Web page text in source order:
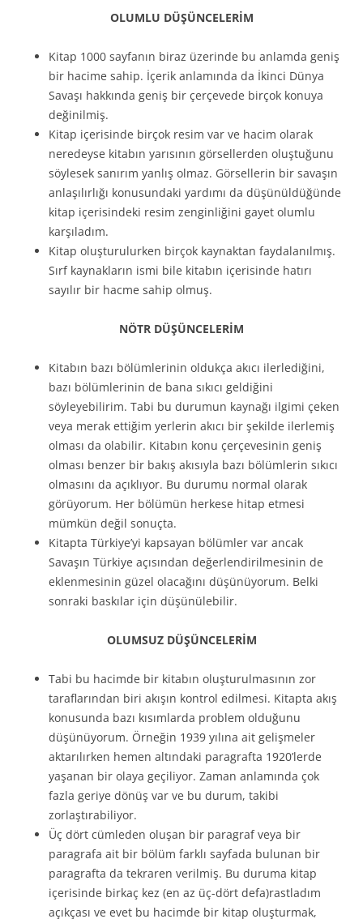
OLUMLU DÜŞÜNCELERİM
Kitap 1000 sayfanın biraz üzerinde bu anlamda geniş
bir hacime sahip. İçerik anlamında da İkinci Dünya
Savaşı hakkında geniş bir çerçevede birçok konuya
değinilmiş.
Kitap içerisinde birçok resim var ve hacim olarak
neredeyse kitabın yarısının görsellerden oluştuğunu
söylesek sanırım yanlış olmaz. Görsellerin bir savaşın
anlaşılırlığı konusundaki yardımı da düşünüldüğünde
kitap içerisindeki resim zenginliğini gayet olumlu
karşıladım.
Kitap oluşturulurken birçok kaynaktan faydalanılmış.
Sırf kaynakların ismi bile kitabın içerisinde hatırı
sayılır bir hacme sahip olmuş.
NÖTR DÜŞÜNCELERİM
Kitabın bazı bölümlerinin oldukça akıcı ilerlediğini,
bazı bölümlerinin de bana sıkıcı geldiğini
söyleyebilirim. Tabi bu durumun kaynağı ilgimi çeken
veya merak ettiğim yerlerin akıcı bir şekilde ilerlemiş
olması da olabilir. Kitabın konu çerçevesinin geniş
olması benzer bir bakış akısıyla bazı bölümlerin sıkıcı
olmasını da açıklıyor. Bu durumu normal olarak
görüyorum. Her bölümün herkese hitap etmesi
mümkün değil sonuçta.
Kitapta Türkiye’yi kapsayan bölümler var ancak
Savaşın Türkiye açısından değerlendirilmesinin de
eklenmesinin güzel olacağını düşünüyorum. Belki
sonraki baskılar için düşünülebilir.
OLUMSUZ DÜŞÜNCELERİM
Tabi bu hacimde bir kitabın oluşturulmasının zor
taraflarından biri akışın kontrol edilmesi. Kitapta akış
konusunda bazı kısımlarda problem olduğunu
düşünüyorum. Örneğin 1939 yılına ait gelişmeler
aktarılırken hemen altındaki paragrafta 1920’lerde
yaşanan bir olaya geçiliyor. Zaman anlamında çok
fazla geriye dönüş var ve bu durum, takibi
zorlaştırabiliyor.
Üç dört cümleden oluşan bir paragraf veya bir
paragrafa ait bir bölüm farklı sayfada bulunan bir
paragrafta da tekraren verilmiş. Bu duruma kitap
içerisinde birkaç kez (en az üç-dört defa)rastladım
açıkçası ve evet bu hacimde bir kitap oluşturmak,